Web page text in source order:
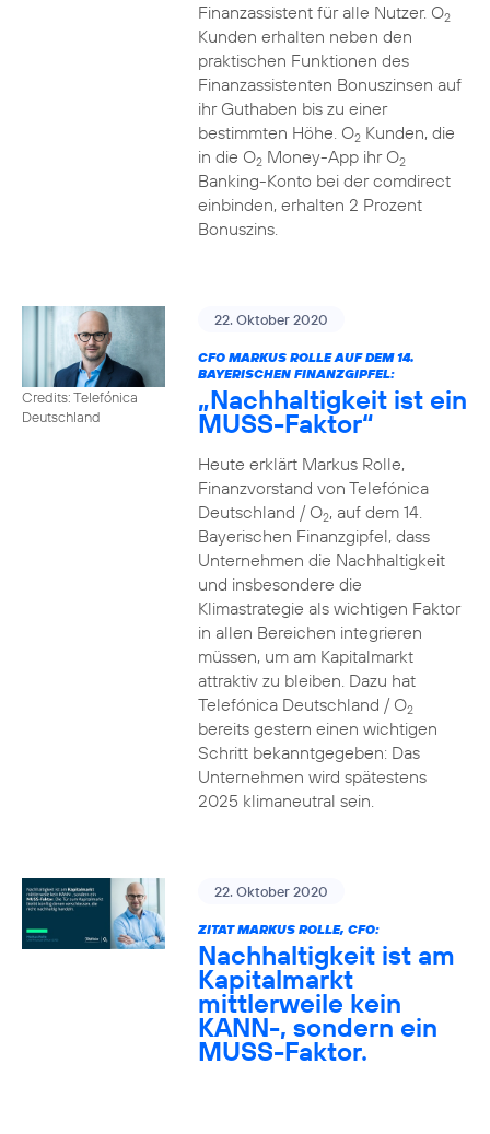
Finanzassistent für alle Nutzer. O2
Kunden erhalten neben den
praktischen Funktionen des
Finanzassistenten Bonuszinsen auf
ihr Guthaben bis zu einer
bestimmten Höhe. O2Kunden, die
in die O2Money-App ihr O2
Banking-Konto bei der comdirect
einbinden, erhalten 2 Prozent
Bonuszins.
Credits: Telefónica
Deutschland
22. Oktober 2020
CFO MARKUS ROLLE AUF DEM 14.
BAYERISCHEN FINANZGIPFEL:
„Nachhaltigkeit ist ein
MUSS-Faktor“
Heute erklärt Markus Rolle,
Finanzvorstand von Telefónica
Deutschland / O2, auf dem 14.
Bayerischen Finanzgipfel, dass
Unternehmen die Nachhaltigkeit
und insbesondere die
Klimastrategie als wichtigen Faktor
in allen Bereichen integrieren
müssen, um am Kapitalmarkt
attraktiv zu bleiben. Dazu hat
Telefónica Deutschland / O2
bereits gestern einen wichtigen
Schritt bekanntgegeben: Das
Unternehmen wird spätestens
2025 klimaneutral sein.
22. Oktober 2020
ZITAT MARKUS ROLLE, CFO:
Nachhaltigkeit ist am
Kapitalmarkt
mittlerweile kein
KANN-, sondern ein
MUSS-Faktor.